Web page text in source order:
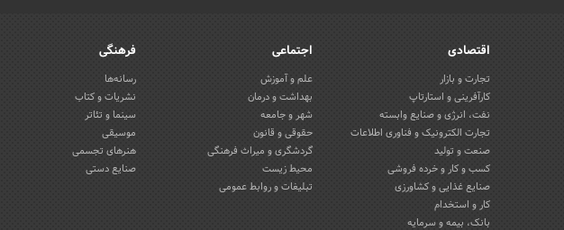
اقتصادی
تجارت و بازار
کارآفرینی و استارتاپ
نفت، انرژی و صنایع وابسته
تجارت الکترونیک و فناوری اطلاعات
صنعت و تولید
کسب و کار و خرده فروشی
صنایع غذایی و کشاورزی
کار و استخدام
بانک، بیمه و سرمایه
اجتماعی
علم و آموزش
بهداشت و درمان
شهر و جامعه
حقوقی و قانون
گردشگری و میراث فرهنگی
محیط زیست
تبلیغات و روابط عمومی
فرهنگی
رسانه‌ها
نشریات و کتاب
سینما و تئاتر
موسیقی
هنرهای تجسمی
صنایع دستی